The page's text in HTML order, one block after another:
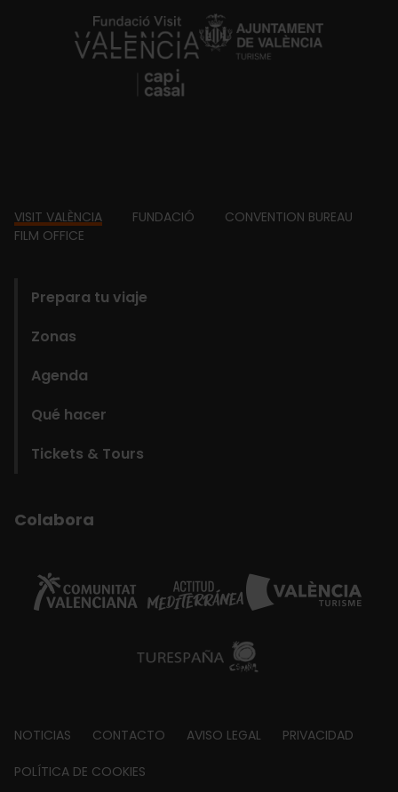
https://fundacion.visitvalencia.com/
Footer
VISIT VALÈNCIA FUNDACIÓ
CONVENTION BUREAU
FILM OFFICE
Prepara tu viaje
Zonas
Agenda
Qué hacer
Tickets & Tours
Colabora
Footer
about
NOTICIAS CONTACTO AVISO LEGAL PRIVACIDAD
POLÍTICA DE COOKIES